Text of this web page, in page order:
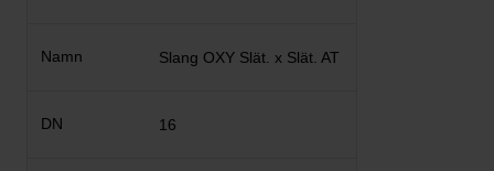
Slang OXY Slät. x Slät. AT
16